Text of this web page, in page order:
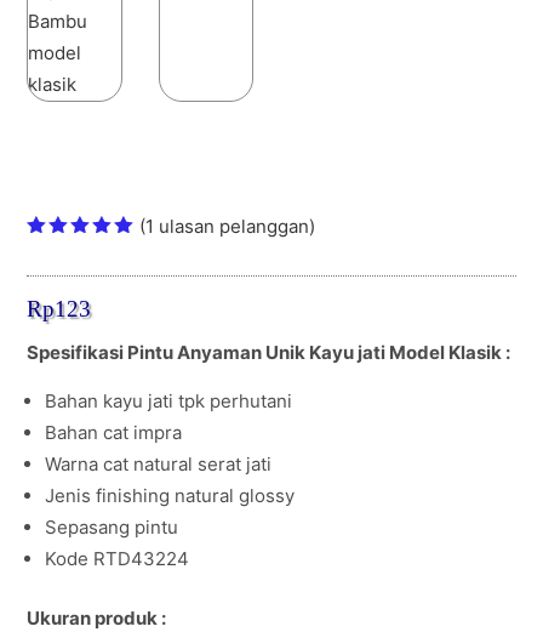
berdasark
an
penilaian
pelanggan
(1 ulasan pelanggan)
Rp123
Spesifikasi Pintu Anyaman Unik Kayu jati Model Klasik :
Bahan kayu jati tpk perhutani
Bahan cat impra
Warna cat natural serat jati
Jenis finishing natural glossy
Sepasang pintu
Kode RTD43224
Ukuran produk :